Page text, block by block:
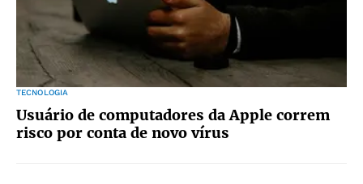
TECNOLOGIA
Usuário de computadores da Apple correm
risco por conta de novo vírus